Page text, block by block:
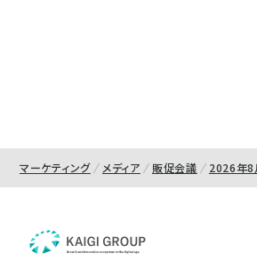
マーケティング メディア 販促会議 2026年8